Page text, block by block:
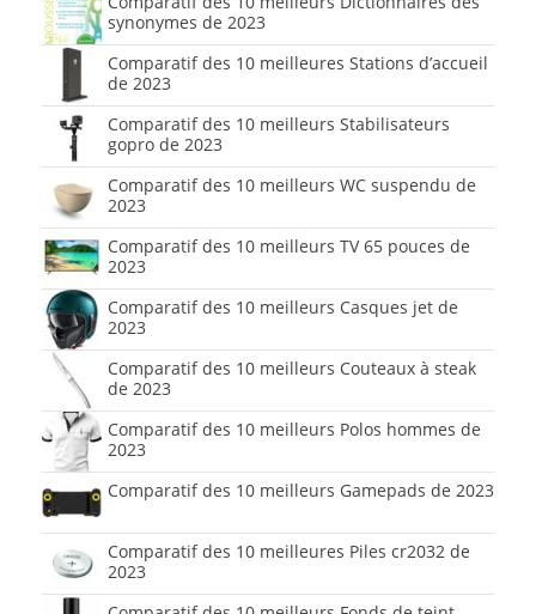
synonymes de 2023
Comparatif des 10 meilleures Stations d’accueil
de 2023
Comparatif des 10 meilleurs Stabilisateurs
gopro de 2023
Comparatif des 10 meilleurs WC suspendu de
2023
Comparatif des 10 meilleurs TV 65 pouces de
2023
Comparatif des 10 meilleurs Casques jet de
2023
Comparatif des 10 meilleurs Couteaux à steak
de 2023
Comparatif des 10 meilleurs Polos hommes de
2023
Comparatif des 10 meilleurs Gamepads de 2023
Comparatif des 10 meilleures Piles cr2032 de
2023